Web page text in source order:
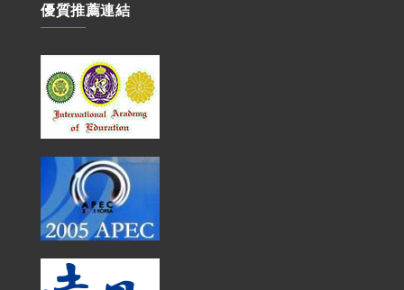
優質推薦連結